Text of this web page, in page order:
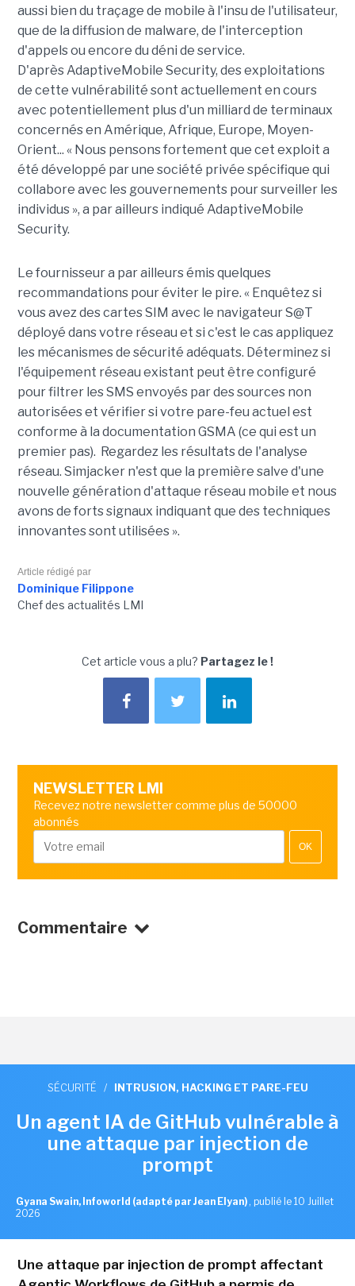
aussi bien du traçage de mobile à l'insu de l'utilisateur,
que de la diffusion de malware, de l'interception
d'appels ou encore du déni de service.
D'après AdaptiveMobile Security, des exploitations
de cette vulnérabilité sont actuellement en cours
avec potentiellement plus d'un milliard de terminaux
concernés en Amérique, Afrique, Europe, Moyen-
Orient... « Nous pensons fortement que cet exploit a
été développé par une société privée spécifique qui
collabore avec les gouvernements pour surveiller les
individus », a par ailleurs indiqué AdaptiveMobile
Security.
Le fournisseur a par ailleurs émis quelques
recommandations pour éviter le pire. « Enquêtez si
vous avez des cartes SIM avec le navigateur S@T
déployé dans votre réseau et si c'est le cas appliquez
les mécanismes de sécurité adéquats. Déterminez si
l'équipement réseau existant peut être configuré
pour filtrer les SMS envoyés par des sources non
autorisées et vérifier si votre pare-feu actuel est
conforme à la documentation GSMA (ce qui est un
premier pas). Regardez les résultats de l'analyse
réseau. Simjacker n'est que la première salve d'une
nouvelle génération d'attaque réseau mobile et nous
avons de forts signaux indiquant que des techniques
innovantes sont utilisées ».
Article rédigé par
Dominique Filippone
Chef des actualités LMI
Cet article vous a plu? Partagez le !
NEWSLETTER LMI
Recevez notre newsletter comme plus de 50000
abonnés
OK
Commentaire
SÉCURITÉ / INTRUSION, HACKING ET PARE-FEU
Un agent IA de GitHub vulnérable à
une attaque par injection de
prompt
Gyana Swain, Infoworld (adapté par Jean Elyan) , publié le 10 Juillet
2026
Une attaque par injection de prompt affectant